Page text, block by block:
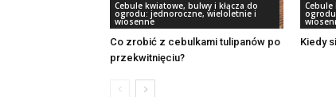
Cebule kwiatowe, bulwy i kłącza do
ogrodu: jednoroczne, wieloletnie i
wiosenne
Co zrobić z cebulkami tulipanów po
przekwitnięciu?
Cebule
Kiedy